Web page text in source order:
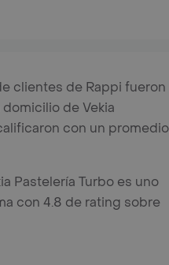
clientes de Rappi fueron
de Vekia
con un promedio
Pastelería Turbo es uno
con 4.8 de rating sobre